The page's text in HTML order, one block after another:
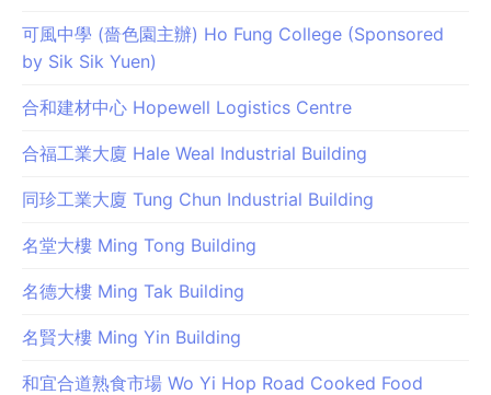
可風中學 (嗇色園主辦) Ho Fung College (Sponsored
by Sik Sik Yuen)
合和建材中心 Hopewell Logistics Centre
合福工業大廈 Hale Weal Industrial Building
同珍工業大廈 Tung Chun Industrial Building
名堂大樓 Ming Tong Building
名德大樓 Ming Tak Building
名賢大樓 Ming Yin Building
和宜合道熟食市場 Wo Yi Hop Road Cooked Food